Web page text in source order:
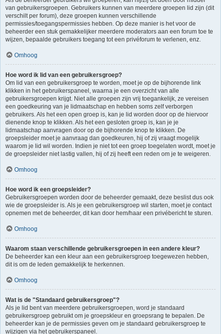
van gebruikersgroepen. Gebruikers kunnen van meerdere groepen lid zijn (dit
verschilt per forum), deze groepen kunnen verschillende
permissies/toegangspermissies hebben. Op deze manier is het voor de
beheerder een stuk gemakkelijker meerdere moderators aan een forum toe te
wijzen, bepaalde gebruikers toegang tot een privéforum te verlenen, enz.
Omhoog
Hoe word ik lid van een gebruikersgroep?
Om lid van een gebruikersgroep te worden, moet je op de bijhorende link
klikken in het gebruikerspaneel, waarna je een overzicht van alle
gebruikersgroepen krijgt. Niet alle groepen zijn vrij toegankelijk, ze vereisen
een goedkeuring van je lidmaatschap en hebben soms zelf verborgen
gebruikers. Als het een open groep is, kan je lid worden door op de hiervoor
dienende knop te klikken. Als het een gesloten groep is, kan je je
lidmaatschap aanvragen door op de bijhorende knop te klikken. De
groepsleider moet je aanvraag dan goedkeuren, hij of zij vraagt mogelijk
waarom je lid wil worden. Indien je niet tot een groep toegelaten wordt, moet je
de groepsleider niet lastig vallen, hij of zij heeft een reden om je te weigeren.
Omhoog
Hoe word ik een groepsleider?
Gebruikersgroepen worden door de beheerder gemaakt, deze beslist dus ook
wie de groepsleider is. Als je een gebruikersgroep wil starten, moet je contact
opnemen met de beheerder, dit kan door hem/haar een privébericht te sturen.
Omhoog
Waarom staan verschillende gebruikersgroepen in een andere kleur?
De beheerder kan een kleur aan een gebruikersgroep toegewezen hebben,
dit is om de leden gemakkelijk te herkennen.
Omhoog
Wat is de "Standaard gebruikersgroep"?
Als je lid bent van meerdere gebruikersgroepen, word je standaard
gebruikersgroep gebruikt om je groepskleur en groepsrang te bepalen. De
beheerder kan je de permissies geven om je standaard gebruikersgroep te
wijzigen via het gebruikerspaneel.